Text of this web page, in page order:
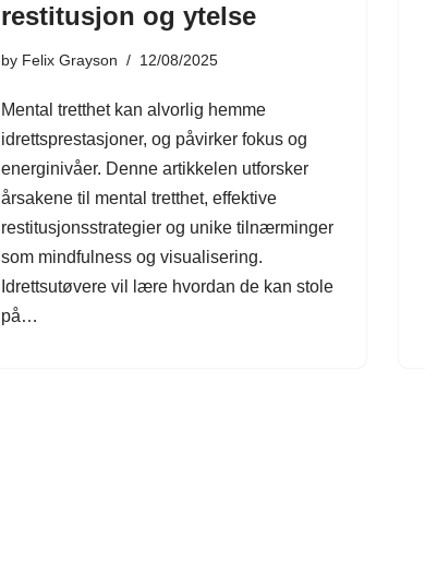
restitusjon og ytelse
by Felix Grayson 12/08/2025
Mental tretthet kan alvorlig hemme
idrettsprestasjoner, og påvirker fokus og
energinivåer. Denne artikkelen utforsker
årsakene til mental tretthet, effektive
restitusjonsstrategier og unike tilnærminger
som mindfulness og visualisering.
Idrettsutøvere vil lære hvordan de kan stole
på…